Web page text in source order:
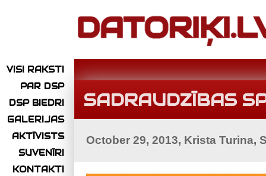
VISI RAKSTI
PAR DSP
DSP BIEDRI
GALERIJAS
AKTĪVISTS
SUVENĪRI
KONTAKTI
SADRAUDZĪBAS
October 29, 2013, Krista Turina,